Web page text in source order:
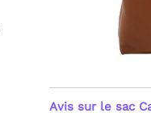
Avis sur le sac